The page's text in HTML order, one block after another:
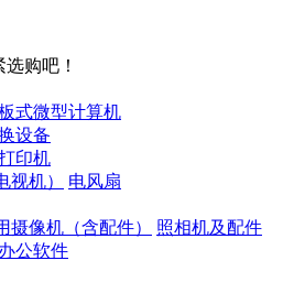
购吧！
式微型计算机
设备
印机
视机）
电风扇
摄像机（含配件）
照相机及配件
办公软件